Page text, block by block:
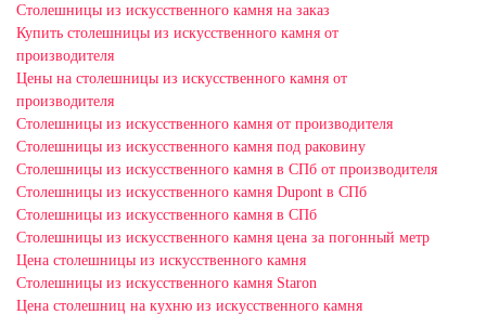
Столешницы из искусственного камня на заказ
Купить столешницы из искусственного камня от
производителя
Цены на столешницы из искусственного камня от
производителя
Столешницы из искусственного камня от производителя
Столешницы из искусственного камня под раковину
Столешницы из искусственного камня в СПб от производителя
Столешницы из искусственного камня Dupont в СПб
Столешницы из искусственного камня в СПб
Столешницы из искусственного камня цена за погонный метр
Цена столешницы из искусственного камня
Столешницы из искусственного камня Staron
Цена столешниц на кухню из искусственного камня